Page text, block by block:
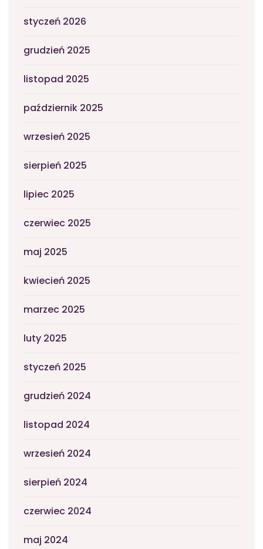
styczeń 2026
grudzień 2025
listopad 2025
październik 2025
wrzesień 2025
sierpień 2025
lipiec 2025
czerwiec 2025
maj 2025
kwiecień 2025
marzec 2025
luty 2025
styczeń 2025
grudzień 2024
listopad 2024
wrzesień 2024
sierpień 2024
czerwiec 2024
maj 2024